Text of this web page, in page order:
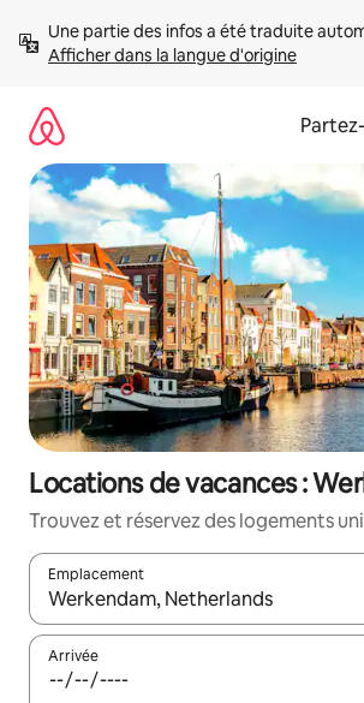
directement
Afficher dans la langue d'origine
Locations de vacances :
Trouvez et réservez des logements
Emplacement
Quand les résultats sont affichés,
Arrivée